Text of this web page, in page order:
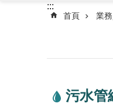
:::
首頁 業
污水管